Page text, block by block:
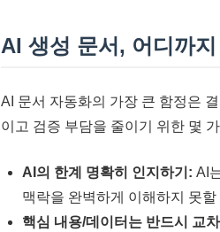
AI 생성 문서, 어디까
AI 문서 자동화의 가장 큰 함정은
이고 검증 부담을 줄이기 위한 몇
AI의 한계 명확히 인지하기: AI
맥락을 완벽하게 이해하지 못할
핵심 내용/데이터는 반드시 교